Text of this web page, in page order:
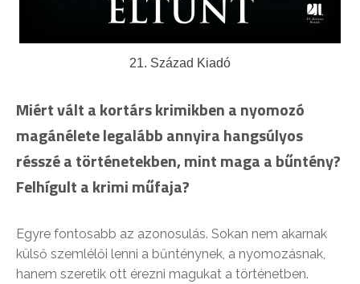
21. Század Kiadó
Miért vált a kortárs krimikben a nyomozó
magánélete legalább annyira hangsúlyos
résszé a történetekben, mint maga a bűntény?
Felhígult a krimi műfaja?
Egyre fontosabb az azonosulás. Sokan nem akarnak
külső szemlélői lenni a bűnténynek, a nyomozásnak,
hanem szeretik ott érezni magukat a történetben.